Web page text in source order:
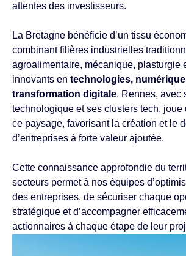
attentes des investisseurs.
La Bretagne bénéficie d’un tissu
combinant filières industrielles
agroalimentaire, mécanique, plasturgie
innovants en technologies,
transformation digitale. Rennes, avec
technologique et ses clusters tech, joue
ce paysage, favorisant la création et le
d’entreprises à forte valeur ajoutée.
Cette connaissance approfondie du
secteurs permet à nos équipes
des entreprises, de sécuriser chaque
stratégique et d’accompagner
actionnaires à chaque étape de leur